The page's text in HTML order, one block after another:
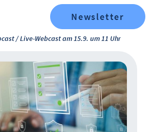
Newsletter
/ Live-Webcast am 15.9. um 11 Uhr